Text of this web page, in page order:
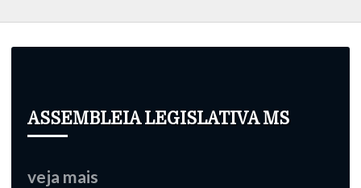
ASSEMBLEIA LEGISLATIVA MS
veja mais